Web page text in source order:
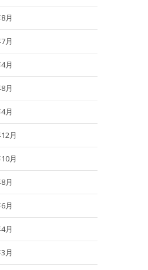
月
月
月
月
月
月
月
月
月
月
月